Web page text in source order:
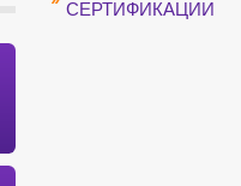
СЕРТИФИКАЦИИ